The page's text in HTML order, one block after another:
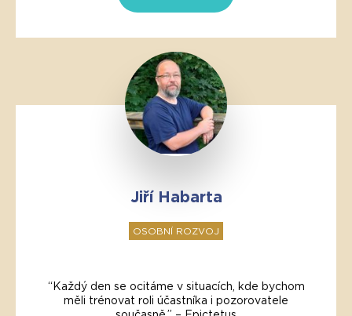
Jiří Habarta
OSOBNÍ ROZVOJ
“Každý den se ocitáme v situacích, kde bychom
měli trénovat roli účastníka i pozorovatele